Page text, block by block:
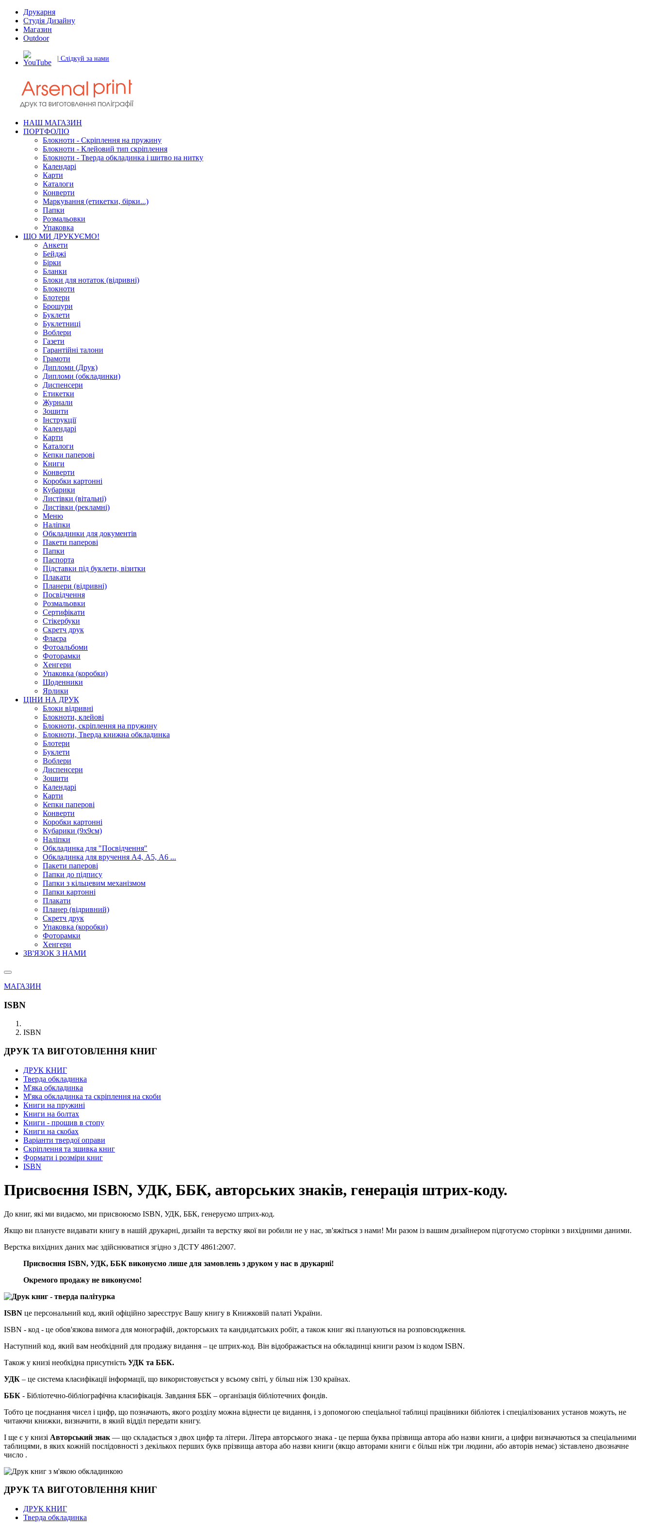
Друкарня
Студія Дизайну
Магазин
Outdoor
| Слідкуй за нами
НАШ МАГАЗИН
ПОРТФОЛІО
Блокноти - Скріплення на пружину
Блокноти - Клейовий тип скріплення
Блокноти - Тверда обкладинка і шитво на нитку
Календарі
Карти
Каталоги
Конверти
Маркування (етикетки, бірки...)
Папки
Розмальовки
Упаковка
ЩО МИ ДРУКУЄМО!
Анкети
Бейджі
Бірки
Бланки
Блоки для нотаток (відривні)
Блокноти
Блотери
Брошури
Буклети
Буклетниці
Воблери
Газети
Гарантійні талони
Грамоти
Дипломи (Друк)
Дипломи (обкладинки)
Диспенсери
Етикетки
Журнали
Зошити
Інструкції
Календарі
Карти
Каталоги
Кепки паперові
Книги
Конверти
Коробки картонні
Кубарики
Листівки (вітальні)
Листівки (рекламні)
Меню
Наліпки
Обкладинки для документів
Пакети паперові
Папки
Паспорта
Підставки під буклети, візитки
Плакати
Планери (відривні)
Посвідчення
Розмальовки
Сертифікати
Стікербуки
Скретч друк
Флаєра
Фотоальбоми
Фоторамки
Хенгери
Упаковка (коробки)
Щоденники
Ярлики
ЦІНИ НА ДРУК
Блоки відривні
Блокноти, клейові
Блокноти, скріплення на пружину
Блокноти, Тверда книжна обкладинка
Блотери
Буклети
Воблери
Диспенсери
Зошити
Календарі
Карти
Кепки паперові
Конверти
Коробки картонні
Кубарики (9х9см)
Наліпки
Обкладинка для "Посвідчення"
Обкладинка для вручення А4, А5, А6 ...
Пакети паперові
Папки до підпису
Папки з кільцевим механізмом
Папки картонні
Плакати
Планер (відривний)
Скретч друк
Упаковка (коробки)
Фоторамки
Хенгери
ЗВ'ЯЗОК З НАМИ
МАГАЗИН
ISBN
ISBN
ДРУК ТА ВИГОТОВЛЕННЯ КНИГ
ДРУК КНИГ
Тверда обкладинка
М'яка обкладинка
М'яка обкладинка та скріплення на скоби
Книги на пружині
Книги на болтах
Книги - прошив в стопу
Книги на скобах
Варіанти твердої оправи
Скріплення та зшивка книг
Формати і розміри книг
ISBN
Присвоєння ISBN, УДК, ББК, авторських знаків, генерація штрих-коду.
До книг, які ми видаємо, ми присвоюємо ISBN, УДК, ББК, генеруємо штрих-код.
Якщо ви плануєте видавати книгу в нашій друкарні, дизайн та верстку якої ви робили не у нас, зв'яжіться з нами! Ми разом із вашим дизайнером підготуємо сторінки з вихідними даними.
Верстка вихідних даних має здійснюватися згідно з ДСТУ 4861:2007.
Присвоєння ISBN, УДК, ББК виконуємо лише для замовлень з друком у нас в друкарні!
Окремого продажу не виконуємо!
ISBN це персональний код, який офіційно зареєструє Вашу книгу в Книжковій палаті України.
ISBN - код - це обов'язкова вимога для монографій, докторських та кандидатських робіт, а також книг які плануються на розповсюдження.
Наступний код, який вам необхідний для продажу видання – це штрих-код. Він відображається на обкладинці книги разом із кодом ISBN.
Також у книзі необхідна присутність УДК та ББК.
УДК – це система класифікації інформації, що використовується у всьому світі, у більш ніж 130 країнах.
ББК - Бібліотечно-бібліографічна класифікація. Завдання ББК – організація бібліотечних фондів.
Тобто це поєднання чисел і цифр, що позначають, якого розділу можна віднести це видання, і з допомогою спеціальної таблиці працівники бібліотек і спеціалізованих установ можуть, не
читаючи книжки, визначити, в який відділ передати книгу.
І ще є у книзі Авторський знак — що складається з двох цифр та літери. Літера авторського знака - це перша буква прізвища автора або назви книги, а цифри визначаються за спеціальними
таблицями, в яких кожній послідовності з декількох перших букв прізвища автора або назви книги (якщо авторами книги є більш ніж три людини, або авторів немає) зіставлено двозначне
число .
ДРУК ТА ВИГОТОВЛЕННЯ КНИГ
ДРУК КНИГ
Тверда обкладинка